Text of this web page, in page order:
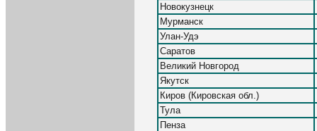
Новокузнецк
Мурманск
Улан-Удэ
Саратов
Великий Новгород
Якутск
Киров (Кировская обл.)
Тула
Пенза